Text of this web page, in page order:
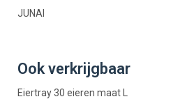
JUNAI
Ook verkrijgbaar
Eiertray 30 eieren maat L